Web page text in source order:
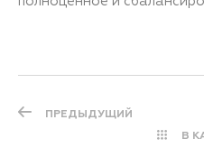
ПРЕДЫДУЩИЙ
В